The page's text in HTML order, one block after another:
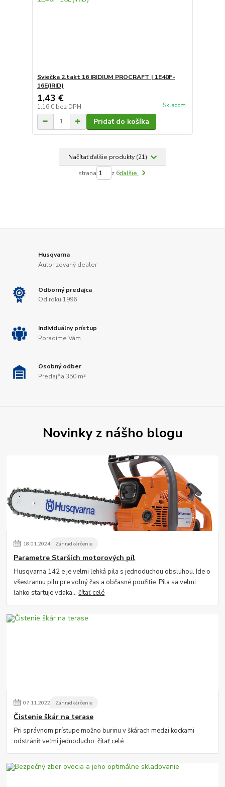
Sviečka 2.takt 16 IRIDIUM PROCRAFT | 1E40F-
16E(IRID)
1,43 €
1,16 € bez DPH Skladom
Pridať do košíka
Načítať ďalšie produkty (21)
strana z 6ďalšie
Husqvarna
Autorizovaný dealer
Odborný predajca
Od roku 1996
Individuálny prístup
Poradíme Vám
Osobný odber
Predajňa 350 m²
Novinky z nášho blogu
18.01.2024 Záhradkárčenie
Parametre Starších motorových píl
Husqvarna 142 e je velmi lehká pila s jednoduchou obsluhou. Ide o
všestrannu pilu pre volný čas a občasné použitie. Pila sa velmi
lahko startuje vdaka...čítať celé
07.11.2022 Záhradkárčenie
Čistenie škár na terase
Pri správnom prístupe možno burinu v škárach medzi kockami
odstrániť veľmi jednoducho.čítať celé